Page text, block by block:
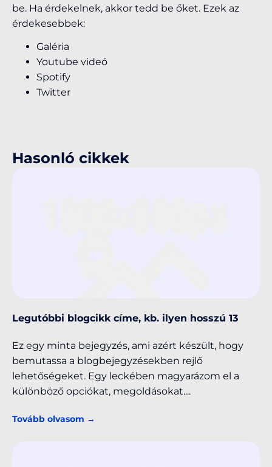
be. Ha érdekelnek, akkor tedd be őket. Ezek az
érdekesebbek:
Galéria
Youtube videó
Spotify
Twitter
Hasonló cikkek
Legutóbbi blogcikk címe, kb. ilyen hosszú 13
Ez egy minta bejegyzés, ami azért készült, hogy
bemutassa a blogbejegyzésekben rejlő
lehetőségeket. Egy leckében magyarázom el a
különböző opciókat, megoldásokat.
Tovább olvasom →